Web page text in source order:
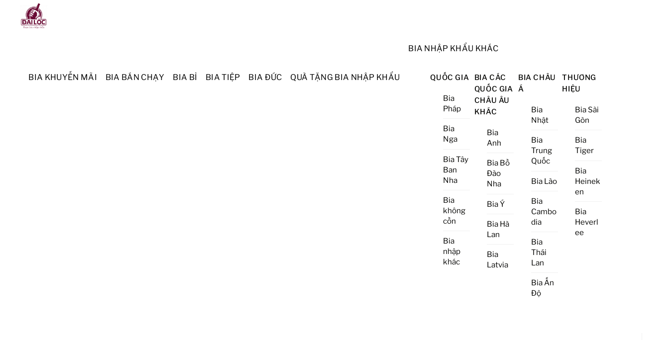
Menu
BIA KHUYẾN MÃI BIA BÁN CHẠY BIA BỈ BIA TIỆP BIA ĐỨC QUÀ TẶNG BIA NHẬP KHẨU
BIA NHẬP KHẨU KHÁC
QUỐC GIA
Bia
Pháp
Bia
Nga
Bia Tây
Ban
Nha
Bia
không
cồn
Bia
nhập
khác
BIA CÁC
QUỐC GIA
CHÂU ÂU
KHÁC
Bia
Anh
Bia Bồ
Đào
Nha
Bia Ý
Bia Hà
Lan
Bia
Latvia
BIA CHÂU
Á
Bia
Nhật
Bia
Trung
Quốc
Bia Lào
Bia
Cambo
dia
Bia
Thái
Lan
Bia Ấn
Độ
THƯƠNG
HIỆU
Bia Sài
Gòn
Bia
Tiger
Bia
Heinek
en
Bia
Heverl
ee